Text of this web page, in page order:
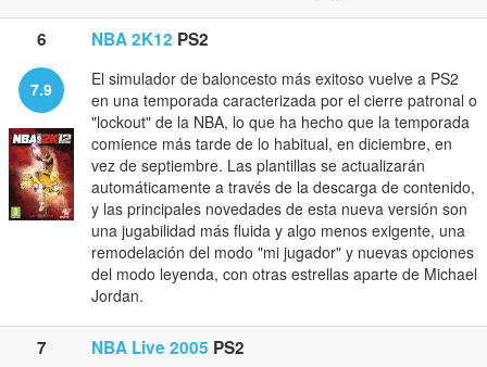
6 NBA 2K12 PS2
7.9
El simulador de baloncesto más exitoso vuelve a PS2
en una temporada caracterizada por el cierre patronal o
"lockout" de la NBA, lo que ha hecho que la temporada
comience más tarde de lo habitual, en diciembre, en
vez de septiembre. Las plantillas se actualizarán
automáticamente a través de la descarga de contenido,
y las principales novedades de esta nueva versión son
una jugabilidad más fluida y algo menos exigente, una
remodelación del modo "mi jugador" y nuevas opciones
del modo leyenda, con otras estrellas aparte de Michael
Jordan.
7 NBA Live 2005 PS2